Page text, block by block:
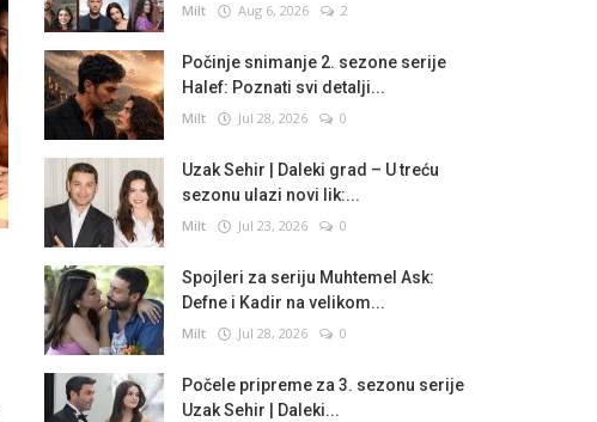
Milt Aug 6, 2026 2
Počinje snimanje 2. sezone serije
Halef: Poznati svi detalji...
Milt Jul 28, 2026 0
Uzak Sehir | Daleki grad – U treću
sezonu ulazi novi lik:...
Milt Jul 23, 2026 0
Spojleri za seriju Muhtemel Ask:
Defne i Kadir na velikom...
Milt Jul 28, 2026 0
Počele pripreme za 3. sezonu serije
Uzak Sehir | Daleki...